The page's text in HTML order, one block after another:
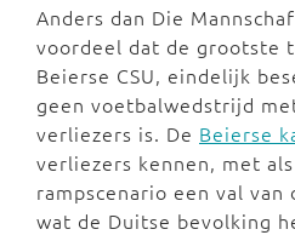
Anders dan Die
voordeel dat de grootste
Beierse CSU, eindelijk
geen voetbalwedstrijd
verliezers is. De Beierse
verliezers kennen, met
rampscenario een val
wat de Duitse bevolking